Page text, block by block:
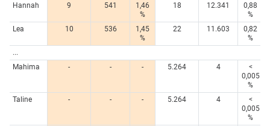
Hannah
9 541
1,46
%
18 12.341
0,88
%
Lea
10 536
1,45
%
22 11.603
0,82
%
...
Mahima
- - - 5.264 4
<
0,005
%
Taline
- - - 5.264 4
<
0,005
%